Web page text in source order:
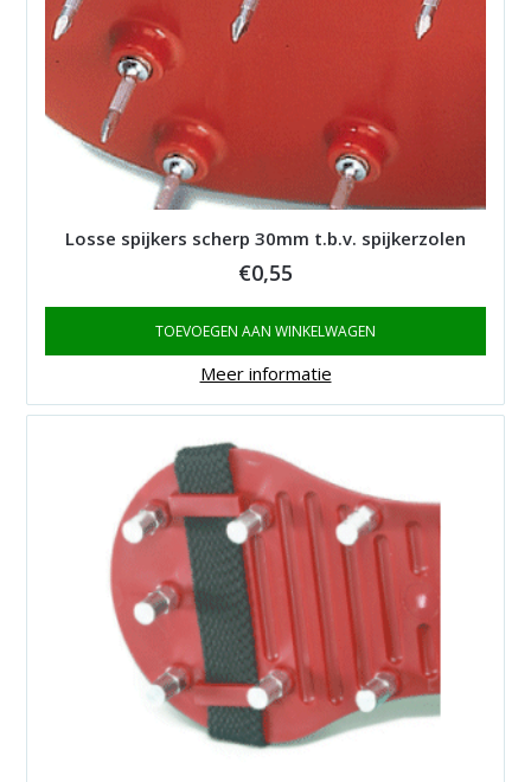
Losse spijkers scherp 30mm t.b.v. spijkerzolen
€0,55
TOEVOEGEN AAN WINKELWAGEN
Meer informatie